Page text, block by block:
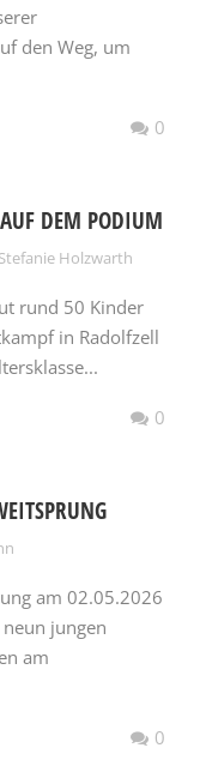
den Weg, um
0
DEM PODIUM
Stefanie Holzwarth
rund 50 Kinder
in Radolfzell
0
am 02.05.2026
neun jungen
am
0